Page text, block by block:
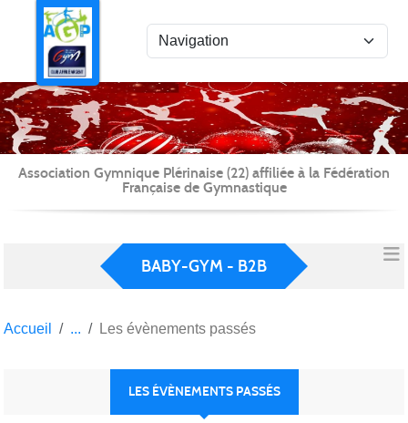
Association Gymnique Plérinaise (22) affiliée à la Fédération
Française de Gymnastique
BABY-GYM - B2B
Accueil Les évènements passés
LES ÉVÈNEMENTS PASSÉS
Panneau de gestion des cookies